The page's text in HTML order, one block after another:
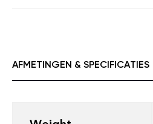
AFMETINGEN & SPECIFICATIES